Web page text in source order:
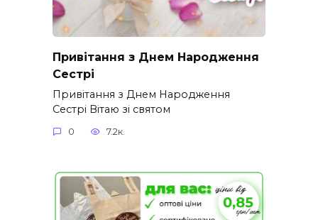
Привітання з Днем Народження
Сестрі
Привітання з Днем Народження
Сестрі Вітаю зі святом
0 7.2к.